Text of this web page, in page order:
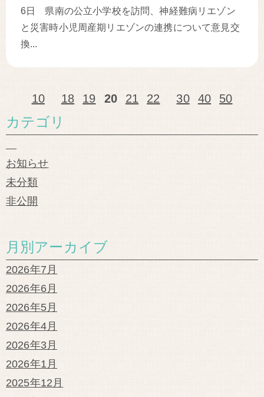
6日 県南の公立小学校を訪問、神経難病リエゾン
と災害時小児周産期リエゾンの連携について意見交
換...
10 18 19 20 21 22 30 40 50
カテゴリ
お知らせ
未分類
非公開
月別アーカイブ
2026年7月
2026年6月
2026年5月
2026年4月
2026年3月
2026年1月
2025年12月